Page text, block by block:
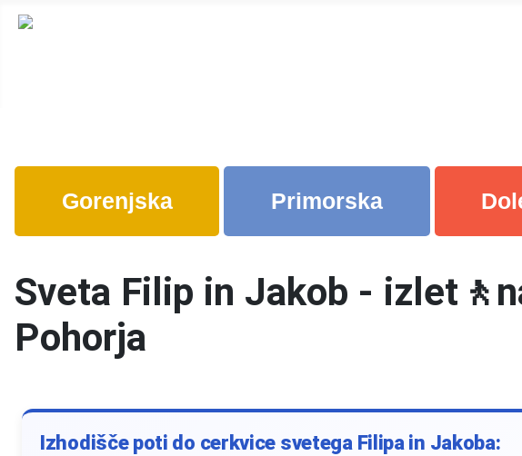
Gorenjska Primorska
Sveta Filip in Jakob -
Pohorja
Izhodišče poti do cerkvice svetega Filipa in Jakoba: